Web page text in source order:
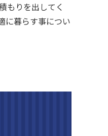
もりを出してく
に暮らす事につい